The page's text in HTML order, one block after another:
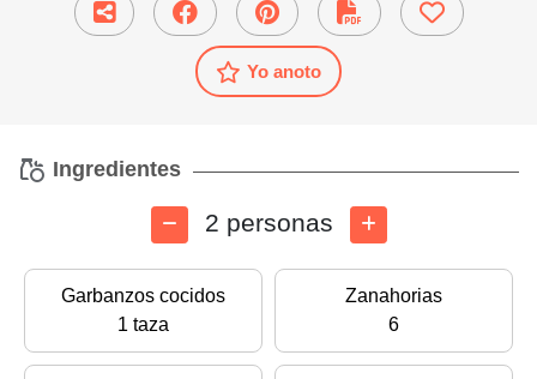
Yo anoto
Ingredientes
2 personas
Garbanzos cocidos
1 taza
Zanahorias
6